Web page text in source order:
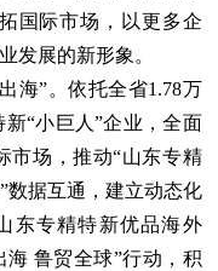
国际市场，以更多企
发展的新形象。
”。依托全省1.78万
“小巨人”企业，全面
市场，推动“山东专精
数据互通，建立动态化
东专精特新优品海外
海 鲁贸全球”行动，积